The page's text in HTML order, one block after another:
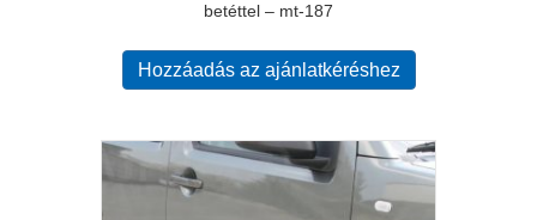
betéttel – mt-187
Hozzáadás az ajánlatkéréshez